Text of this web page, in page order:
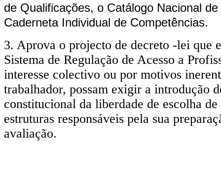
de Qualificações, o Catálogo Nacional
Caderneta Individual de Competências.
3. Aprova o projecto de decreto -lei que
Sistema de Regulação de Acesso a
interesse colectivo ou por motivos
trabalhador, possam exigir a introdução
constitucional da liberdade de escolha
estruturas responsáveis pela sua
avaliação.